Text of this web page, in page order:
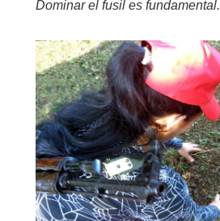
Dominar el fusil es fundamental.